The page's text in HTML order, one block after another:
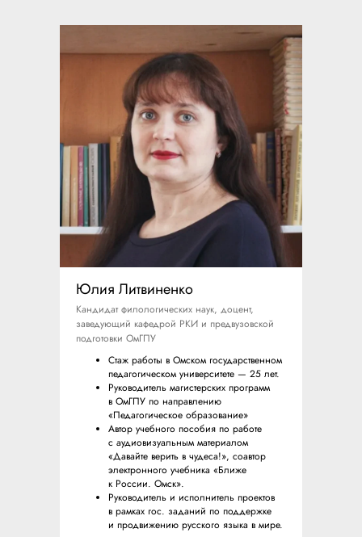
Юлия Литвиненко
Кандидат филологических наук, доцент,
заведующий кафедрой РКИ и предвузовской
подготовки ОмГПУ
Стаж работы в Омском государственном
педагогическом университете — 25 лет.
Руководитель магистерских программ
в ОмГПУ по направлению
«Педагогическое образование»
Автор учебного пособия по работе
с аудиовизуальным материалом
«Давайте верить в чудеса!», соавтор
электронного учебника «Ближе
к России. Омск».
Руководитель и исполнитель проектов
в рамках гос. заданий по поддержке
и продвижению русского языка в мире.